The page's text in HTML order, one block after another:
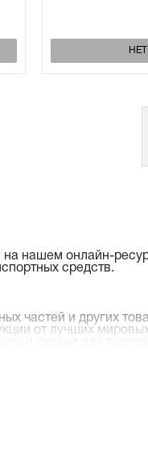
на нашем онлайн-
средств.
частей и других
от лучших